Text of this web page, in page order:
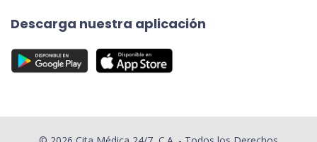
Descarga nuestra aplicación